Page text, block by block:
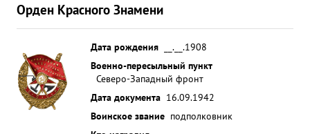
Орден Красного Знамени
Дата рождения
__.__.1908
Военно-пересыльный пункт
Северо-Западный фронт
Дата документа 16.09.1942
Воинское звание подполковник